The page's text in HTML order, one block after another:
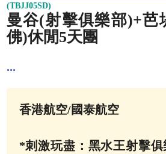
(TBJJ05SD)
曼谷(射擊俱樂部)+芭
佛)休閒5天團
...
香港航空/國泰航空
*刺激玩盡：黑水王射擊